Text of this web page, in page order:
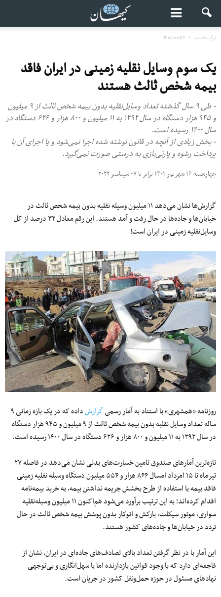
برگ نخست Featured2
یک سوم وسایل نقلیه زمینی در ایران فاقد
بیمه شخص ثالث هستند
- طی ۹ سال گذشته تعداد وسایل‌نقلیه بدون بیمه شخص ثالث از ۹ میلیون
و ۹۴۵ هزار دستگاه در سال ۱۳۹۲ به ۱۱ میلیون و ۸۰۰ هزار و ۶۲۶ دستگاه در
سال ۱۴۰۰ رسیده است.
- بخش زیادی از آنچه در قانون نوشته شده اجرا نمی‌شود و یا اجرای آن با
پرداخت رشوه و پارتی‌بازی به درستی صورت نمی‌گیرد.
چهارشنبه ۱۶ شهریور ۱۴۰۱ برابر با ۰۷ سپتامبر ۲۰۲۲
گزارش‌ها نشان می‌دهد ۱۱ میلیون وسیله نقلیه بدون بیمه شخص ثالث در
خیابان‌ها و جاده‌ها در حال رفت‌ و آمد هستند. این رقم معادل ۳۲ درصد از کل
وسایل‌نقلیه زمینی در ایران است!
روزنامه «همشهری» با استناد به آمار رسمیگزارش
داده که در یک بازه زمانی ۹
ساله تعداد وسایل‌ نقلیه بدون بیمه شخص ثالث از ۹ میلیون و ۹۴۵ هزار دستگاه
در سال ۱۳۹۲ به ۱۱ میلیون و ۸۰۰ هزار و ۶۲۶ دستگاه در سال ۱۴۰۰ رسیده است.
تازه‌ترین آمارهای صندوق تامین خسارت‌های بدنی نشان می‌دهد در فاصله ۲۷
تیرماه تا ۱۵ امرداد امسال ۸۶۶ هزار و ۵۵۴ میلیون دستگاه وسیله نقلیه زمینی
فاقد بیمه با استفاده از طرح بخشش جریمه نداشتن بیمه، به خرید بیمه‌نامه
اقدام کرده‌اند؛ به این ترتیب برآورد می‌شود هم‌اکنون ۱۱ میلیون وسیله‌نقلیه
سواری، موتور سیکلت، بارکش و اتوکار بدون پوشش بیمه شخص ثالث در حال
تردد در خیابان‌ها و جاده‌های کشور هستند.
این آمار با در نظر گرفتن تعداد بالای تصادف‌های جاده‌ای در ایران، نشان از
فاجعه‌ای دارد که با وجود قوانین بازدارنده اما با سهل‌انگاری و بی‌توجهی
نهادهای مسئول در حوزه حمل‌ونقل کشور در جریان است.